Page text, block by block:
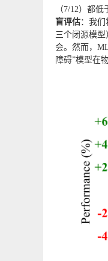
（7/12）都
盲评估：我
三个闭源模型
会。然而，
障碍”模型在